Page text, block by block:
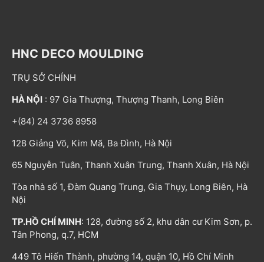
HNC DECO MOULDING
TRỤ SỞ CHÍNH
HÀ NỘI : 97 Gia Thượng, Thượng Thanh, Long Biên
+(84) 24 3736 8958
128 Giảng Võ, Kim Mã, Ba Đình, Hà Nội
65 Nguyễn Tuân, Thanh Xuân Trung, Thanh Xuân, Hà Nội
Tòa nhà số 1, Đàm Quang Trung, Gia Thụy, Long Biên, Hà
Nội
TP.HỒ CHÍ MINH: 128, đường số 2, khu dân cư Kim Sơn, p.
Tân Phong, q.7, HCM
449 Tô Hiến Thành, phường 14, quận 10, Hồ Chí Minh